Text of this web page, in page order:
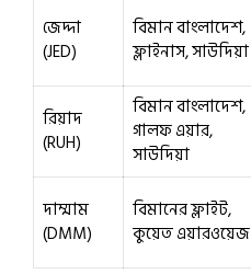
জেদ্দা
(JED)
বিমান বাংলাদেশ,
ফ্লাইনাস, সাউদিয়া
রিয়াদ
(RUH)
বিমান বাংলাদেশ,
গালফ এয়ার,
সাউদিয়া
দাম্মাম
(DMM)
বিমানের ফ্লাইট,
কুয়েত এয়ারওয়েজ